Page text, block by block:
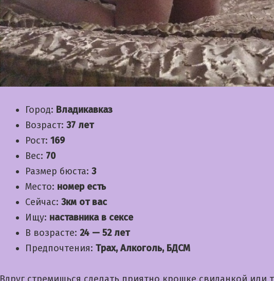
Город: Владикавказ
Возраст: 37 лет
Рост: 169
Вес: 70
Размер бюста: 3
Место: номер есть
Сейчас: 3км от вас
Ищу: наставника в сексе
В возрасте: 24 — 52 лет
Предпочтения: Трах, Алкоголь, БДСМ